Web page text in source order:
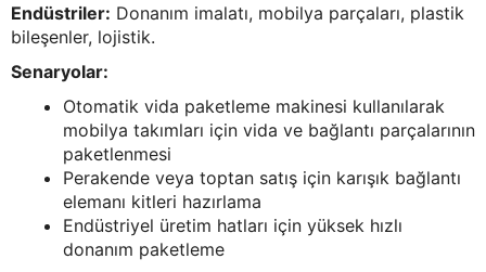
Endüstriler: Donanım imalatı, mobilya parçaları, plastik
bileşenler, lojistik.
Senaryolar:
Otomatik vida paketleme makinesi kullanılarak
mobilya takımları için vida ve bağlantı parçalarının
paketlenmesi
Perakende veya toptan satış için karışık bağlantı
elemanı kitleri hazırlama
Endüstriyel üretim hatları için yüksek hızlı
donanım paketleme